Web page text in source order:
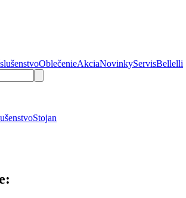
OblečenieAkciaNovinkyServisBellelli
Stojan